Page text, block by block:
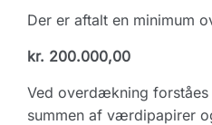
Der er aftalt en minimum
kr. 200.000,00
Ved overdækning
summen af værdipapirer